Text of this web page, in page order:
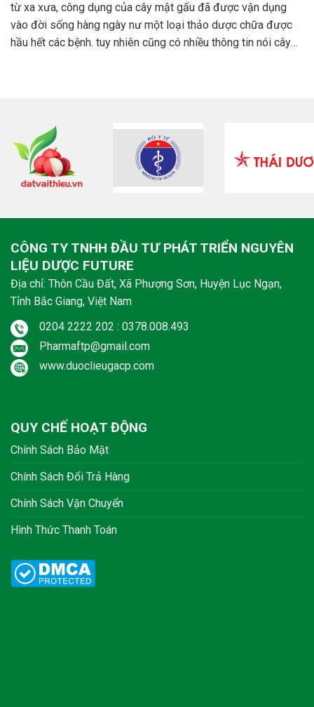
từ xa xưa, công dụng của cây mật gấu đã được vận dụng
vào đời sống hàng ngày nư một loại thảo dược chữa được
hầu hết các bệnh. tuy nhiên cũng có nhiều thông tin nói cây
CÔNG TY TNHH ĐẦU TƯ PHÁT TRIỂN NGUYÊN
LIỆU DƯỢC FUTURE
Địa chỉ: Thôn Cầu Đất, Xã Phượng Sơn, Huyện Lục Ngạn,
Tỉnh Bắc Giang, Việt Nam
0204 2222 202 : 0378.008.493
Pharmaftp@gmail.com
www.duoclieugacp.com
QUY CHẾ HOẠT ĐỘNG
Chính Sách Bảo Mật
Chính Sách Đổi Trả Hàng
Chính Sách Vận Chuyển
Hình Thức Thanh Toán